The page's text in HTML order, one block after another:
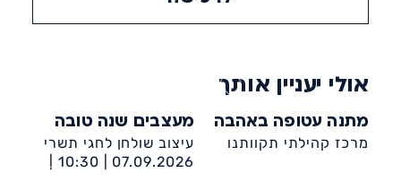
אולי יעניין אותך
מתנה עטופה באהבה
מרכז קהילתי תקוותנו
מעצבים שנה טובה
עיצוב שולחן לחגי תשרי
07.09.2026 |
10:30 |